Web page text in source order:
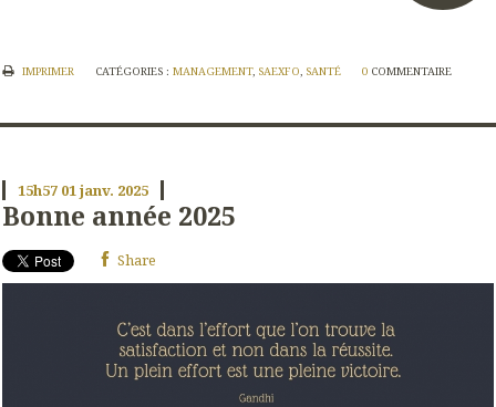
IMPRIMER CATÉGORIES : MANAGEMENT, SAEXFO, SANTÉ 0 COMMENTAIRE
15h57 01janv. 2025
Bonne année 2025
Share